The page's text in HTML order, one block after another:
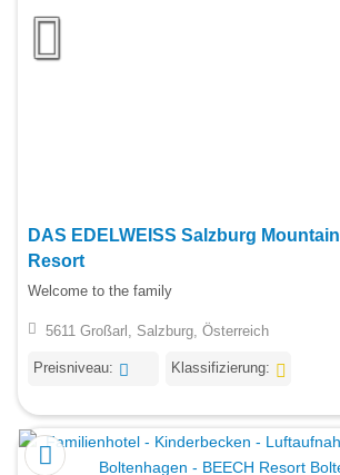
DAS EDELWEISS Salzburg Mountain
Resort
Welcome to the family
5611 Großarl, Salzburg, Österreich
Preisniveau: Klassifizierung: